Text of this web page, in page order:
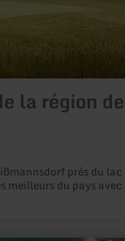
la région de
près du lac
meilleurs du pays avec